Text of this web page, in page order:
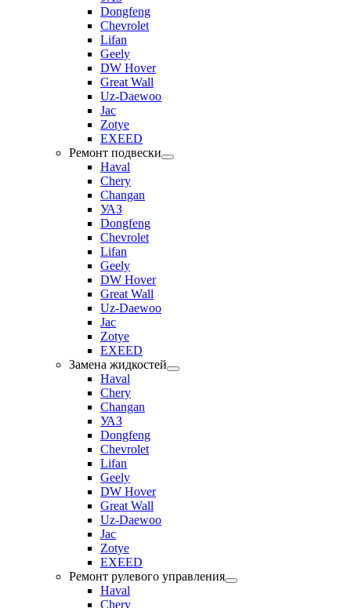
Dongfeng
Chevrolet
Lifan
Geely
DW Hover
Great Wall
Uz-Daewoo
Jac
Zotye
EXEED
Ремонт подвески
Haval
Chery
Changan
УАЗ
Dongfeng
Chevrolet
Lifan
Geely
DW Hover
Great Wall
Uz-Daewoo
Jac
Zotye
EXEED
Замена жидкостей
Haval
Chery
Changan
УАЗ
Dongfeng
Chevrolet
Lifan
Geely
DW Hover
Great Wall
Uz-Daewoo
Jac
Zotye
EXEED
Ремонт рулевого управления
Haval
Chery